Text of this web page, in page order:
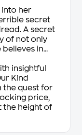
into her
secret
A secret
of not only
in...
insightful
Kind
the quest for
price,
height of